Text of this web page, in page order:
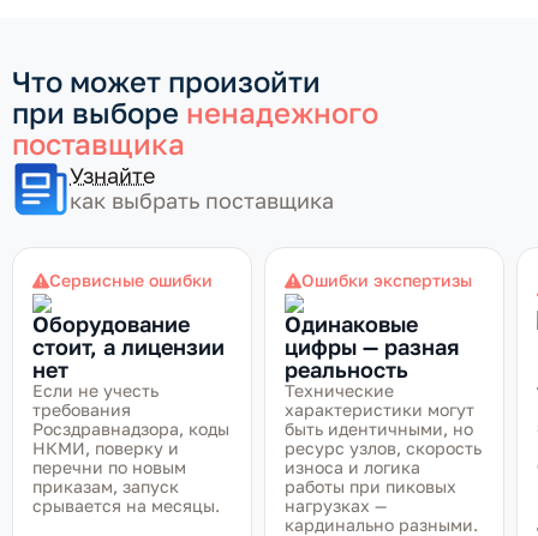
Что может произойти
при выборе ненадежного
поставщика
Узнайте
как выбрать поставщика
Сервисные ошибки
Оборудование
стоит, а лицензии
нет
Если не учесть
требования
Росздравнадзора, коды
НКМИ, поверку и
перечни по новым
приказам, запуск
срывается на месяцы.
Ошибки экспертизы
Одинаковые
цифры — разная
реальность
Технические
характеристики могут
быть идентичными, но
ресурс узлов, скорость
износа и логика
работы при пиковых
нагрузках —
кардинально разными.